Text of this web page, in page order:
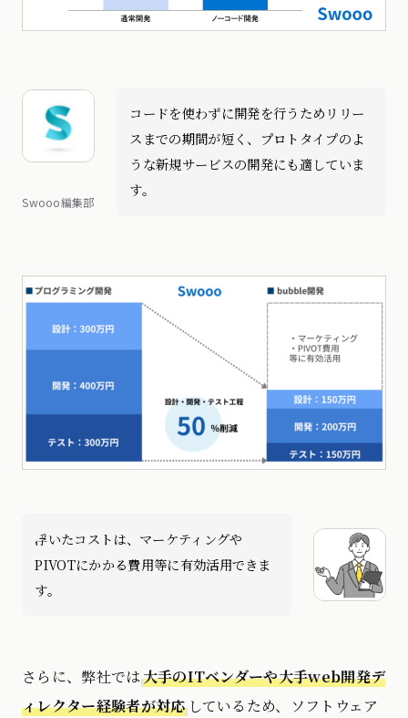
Swooo編集部
コードを使わずに開発を行うためリリー
スまでの期間が短く、プロトタイプのよ
うな新規サービスの開発にも適していま
す。
浮いたコストは、マーケティングや
PIVOTにかかる費用等に有効活用できま
す。
さらに、弊社では大手のITベンダーや大手web開発デ
ィレクター経験者が対応しているため、ソフトウェア